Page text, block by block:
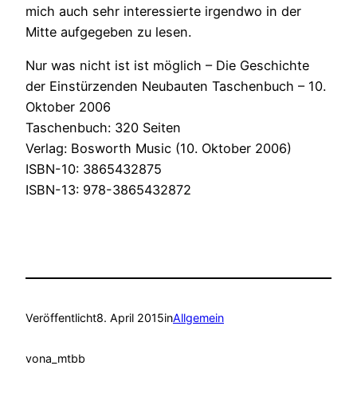
mich auch sehr interessierte irgendwo in der
Mitte aufgegeben zu lesen.
Nur was nicht ist ist möglich – Die Geschichte
der Einstürzenden Neubauten Taschenbuch – 10.
Oktober 2006
Taschenbuch: 320 Seiten
Verlag: Bosworth Music (10. Oktober 2006)
ISBN-10: 3865432875
ISBN-13: 978-3865432872
Veröffentlicht8. April 2015inAllgemein
vona_mtbb